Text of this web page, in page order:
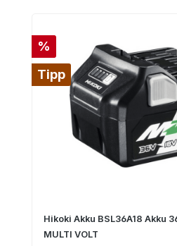
Rabatt
%
Tipp
Hikoki Akku BSL36A18 Akku
MULTI VOLT